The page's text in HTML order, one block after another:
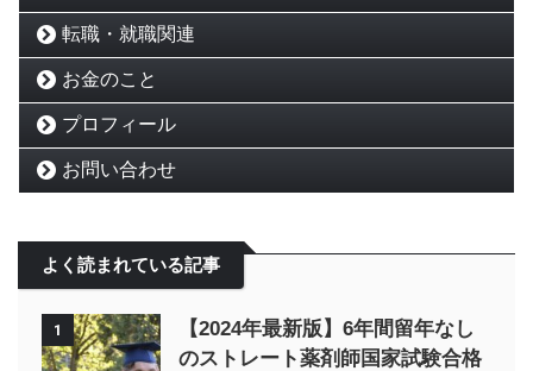
転職・就職関連
お金のこと
プロフィール
お問い合わせ
よく読まれている記事
1
【2024年最新版】6年間留年なし
のストレート薬剤師国家試験合格